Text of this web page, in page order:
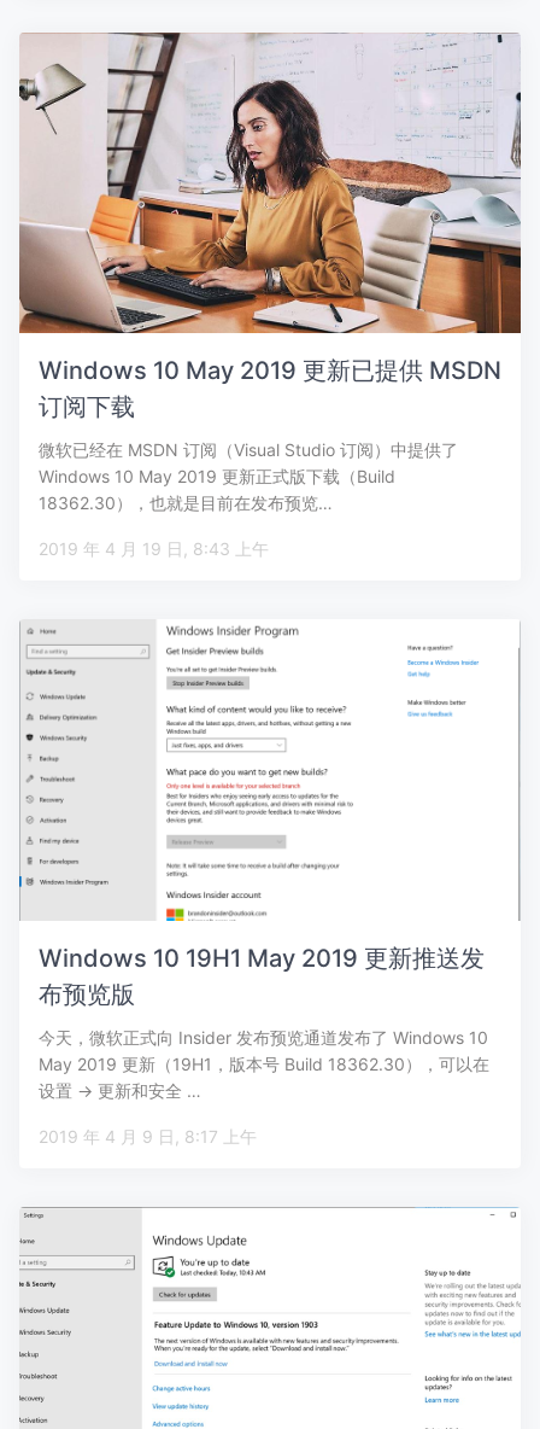
Windows 10 May 2019 更新已提供 MSDN
订阅下载
微软已经在 MSDN 订阅（Visual Studio 订阅）中提供了
Windows 10 May 2019 更新正式版下载（Build
18362.30），也就是目前在发布预览…
2019 年 4 月 19 日, 8:43 上午
Windows 10 19H1 May 2019 更新推送发
布预览版
今天，微软正式向 Insider 发布预览通道发布了 Windows 10
May 2019 更新（19H1，版本号 Build 18362.30），可以在
设置 -> 更新和安全 …
2019 年 4 月 9 日, 8:17 上午